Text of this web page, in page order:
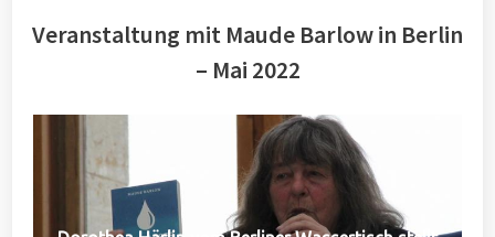
Veranstaltung mit Maude Barlow in Berlin
– Mai 2022